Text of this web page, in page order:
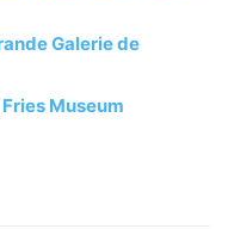
Galerie de
Museum